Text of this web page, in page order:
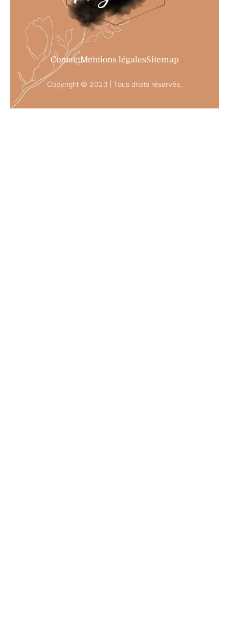
ContactMentions légalesSitemap
Copyright © 2023 | Tous droits réservés.